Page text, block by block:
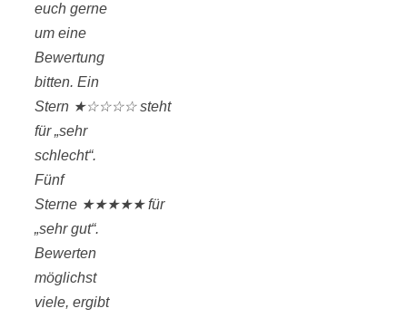
euch gerne
um eine
Bewertung
bitten. Ein
Stern ★☆☆☆☆ steht
für „sehr
schlecht“.
Fünf
Sterne ★★★★★ für
„sehr gut“.
Bewerten
möglichst
viele, ergibt